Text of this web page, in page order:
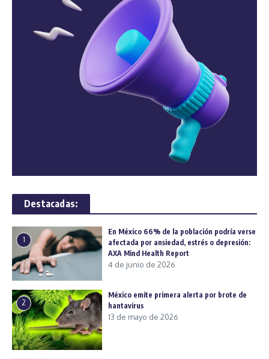
Destacadas:
1
En México 66% de la población podría verse
afectada por ansiedad, estrés o depresión:
AXA Mind Health Report
4 de junio de 2026
2
México emite primera alerta por brote de
hantavirus
13 de mayo de 2026